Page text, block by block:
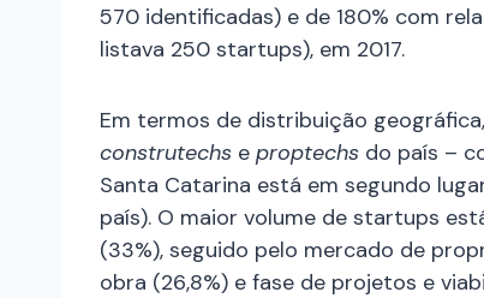
570 identificadas) e de 180% com
listava 250 startups), em 2017.
Em termos de distribuição
construtechs e proptechs do país –
Santa Catarina está em segundo
país). O maior volume de startups
(33%), seguido pelo mercado de
obra (26,8%) e fase de projetos e